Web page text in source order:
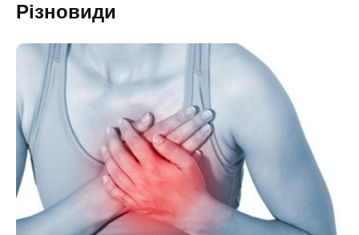
Різновиди